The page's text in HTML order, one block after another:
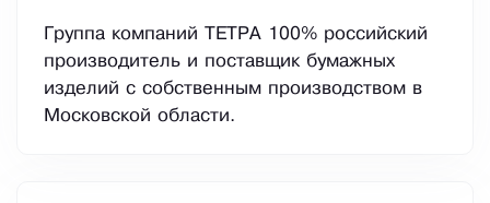
Группа компаний ТЕТРА 100% российский
производитель и поставщик бумажных
изделий с собственным производством в
Московской области.